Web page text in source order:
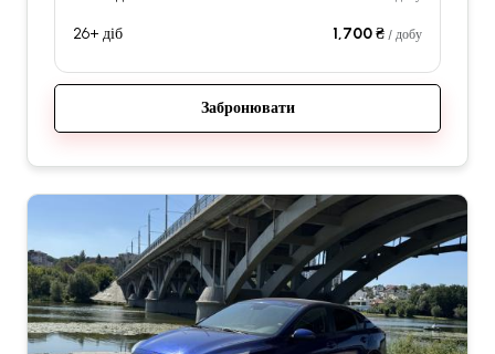
26+ діб 1,700 ₴ / добу
Забронювати